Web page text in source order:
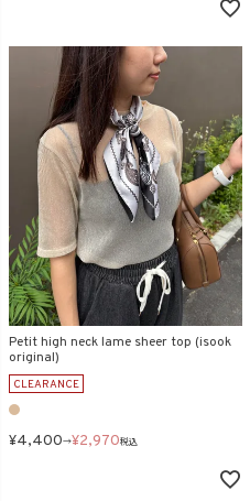
Petit high neck lame sheer top (isook
original)
CLEARANCE
¥4,400→¥2,970税込